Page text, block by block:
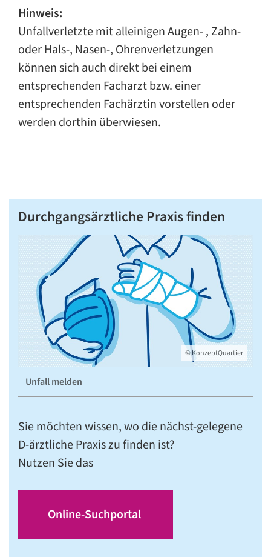
Hinweis:
Unfallverletzte mit alleinigen Augen- , Zahn-
oder Hals-, Nasen-, Ohrenverletzungen
können sich auch direkt bei einem
entsprechenden Facharzt bzw. einer
entsprechenden Fachärztin vorstellen oder
werden dorthin überwiesen.
Durchgangsärztliche Praxis finden
© KonzeptQuartier
Unfall melden
Sie möchten wissen, wo die nächst-gelegene
D-ärztliche Praxis zu finden ist?
Nutzen Sie das
Online-Suchportal